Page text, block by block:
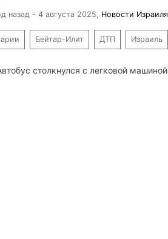
назад - 4 августа 2025 Новости Израиля
Бейтар-Илит ДТП Израиль